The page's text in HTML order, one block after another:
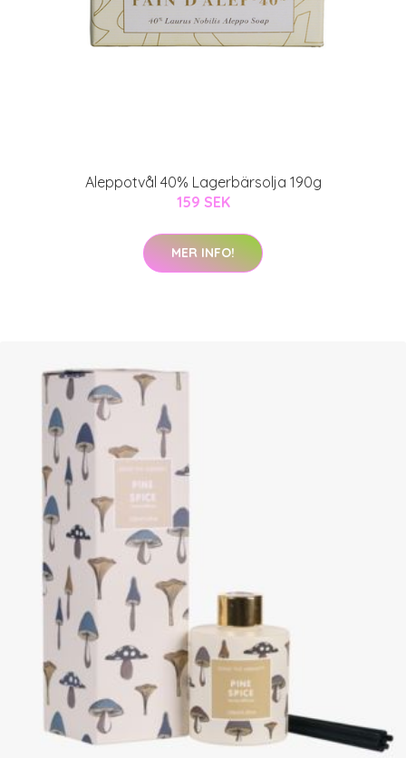
Aleppotvål 40% Lagerbärsolja 190g
159 SEK
MER INFO!